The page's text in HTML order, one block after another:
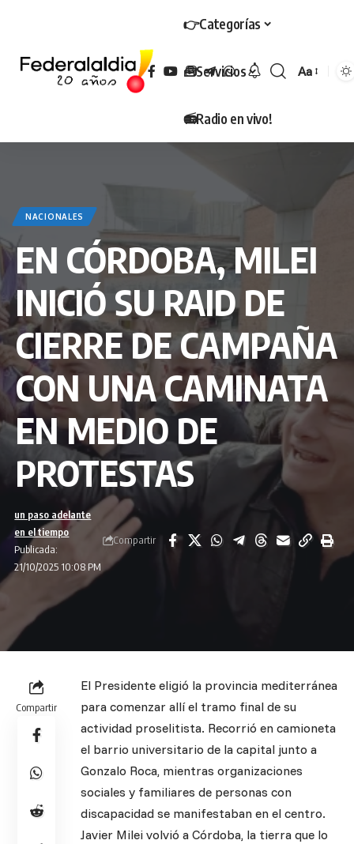
👉Categorías
🧰Servicios
📻Radio en vivo!
Tamaño
Aa
NACIONALES
EN CÓRDOBA, MILEI
INICIÓ SU RAID DE
CIERRE DE CAMPAÑA
CON UNA CAMINATA
EN MEDIO DE
PROTESTAS
Publicada:
21/10/2025 10:08 PM
un paso adelante
en el tiempo
Compartir
Compartir
El Presidente eligió la provincia mediterránea
para comenzar allí el tramo final de su
actividad proselitista. Recorrió en camioneta
el barrio universitario de la capital junto a
Gonzalo Roca, mientras organizaciones
sociales y familiares de personas con
discapacidad se manifestaban en el centro.
Javier Milei volvió a Córdoba, la tierra que lo